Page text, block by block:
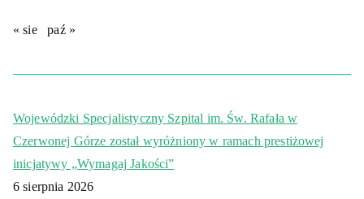
« sie paź »
Wojewódzki Specjalistyczny Szpital im. Św. Rafała w
Czerwonej Górze został wyróżniony w ramach prestiżowej
inicjatywy „Wymagaj Jakości”
6 sierpnia 2026